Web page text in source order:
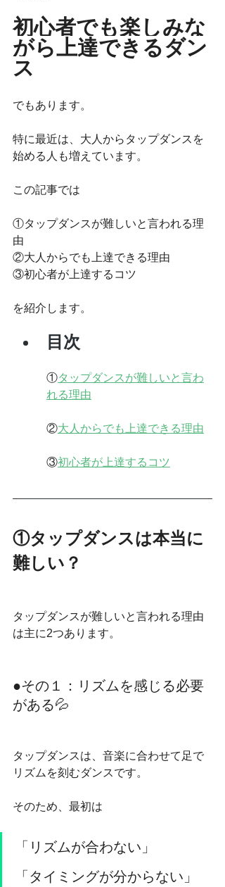
初心者でも楽しみな
がら上達できるダン
ス
でもあります。
特に最近は、大人からタップダンスを
始める人も増えています。
この記事では
①タップダンスが難しいと言われる理
由
②大人からでも上達できる理由
③初心者が上達するコツ
を紹介します。
目次
①タップダンスが難しいと言わ
れる理由
②大人からでも上達できる理由
③初心者が上達するコツ
①タップダンスは本当に
難しい？
タップダンスが難しいと言われる理由
は主に2つあります。
●その１：リズムを感じる必要
がある💦
タップダンスは、音楽に合わせて足で
リズムを刻むダンスです。
そのため、最初は
「リズムが合わない」
「タイミングが分からない」